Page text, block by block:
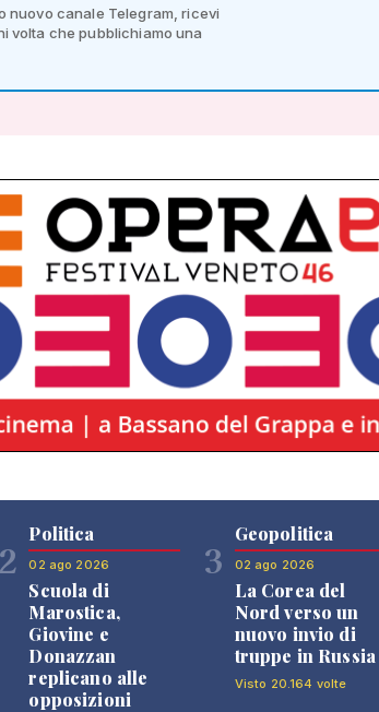
nuovo canale Telegram, ricevi
volta che pubblichiamo una
2
Politica
02 ago 2026
Scuola di
Marostica,
Giovine e
Donazzan
replicano alle
opposizioni
3
Geopolitica
02 ago 2026
La Corea del
Nord verso un
nuovo invio di
truppe in Russia
Visto 20.164 volte